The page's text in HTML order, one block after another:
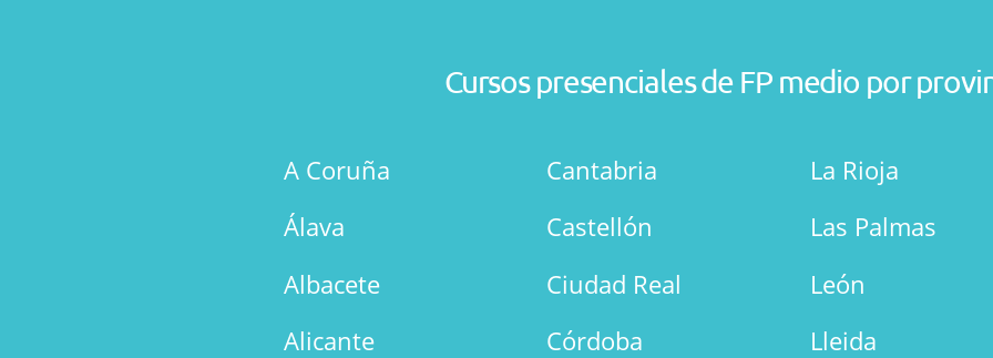
Cursos presenciales de FP medio por
A Coruña
Álava
Albacete
Alicante
Cantabria
Castellón
Ciudad Real
Córdoba
La Rioja
Las Palmas
León
Lleida